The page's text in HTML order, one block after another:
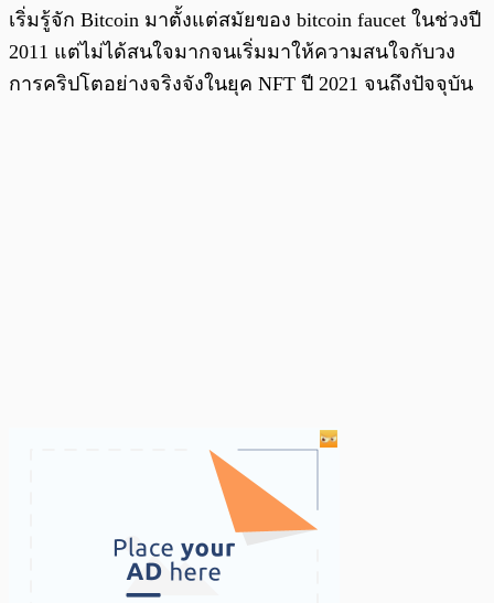
เริ่มรู้จัก Bitcoin มาตั้งแต่สมัยของ bitcoin faucet ในช่วงปี
2011 แต่ไม่ได้สนใจมากจนเริ่มมาให้ความสนใจกับวง
การคริปโตอย่างจริงจังในยุค NFT ปี 2021 จนถึงปัจจุบัน